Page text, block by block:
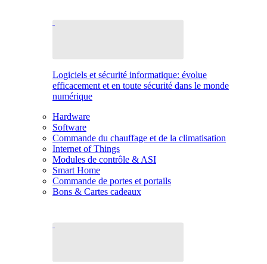
Logiciels et sécurité informatique: évolue
efficacement et en toute sécurité dans le monde
numérique
Hardware
Software
Commande du chauffage et de la climatisation
Internet of Things
Modules de contrôle & ASI
Smart Home
Commande de portes et portails
Bons & Cartes cadeaux